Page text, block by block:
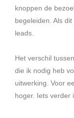
knoppen de
begeleiden. Als
leads.
Het verschil
die ik nodig heb
uitwerking. Voor
hoger. Iets verder